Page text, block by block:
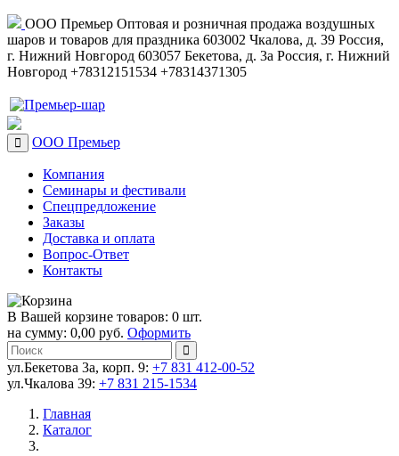
ООО Премьер Оптовая и розничная продажа воздушных
шаров и товаров для праздника 603002 Чкалова, д. 39 Россия,
г. Нижний Новгород 603057 Бекетова, д. 3а Россия, г. Нижний
Новгород +78312151534 +78314371305
ООО Премьер
Компания
Семинары и фестивали
Спецпредложение
Заказы
Доставка и оплата
Вопрос-Ответ
Контакты
В Вашей корзине товаров: 0 шт.
на сумму: 0,00 руб. Оформить
ул.Бекетова 3а, корп. 9: +7 831 412-00-52
ул.Чкалова 39: +7 831 215-1534
Главная
Каталог